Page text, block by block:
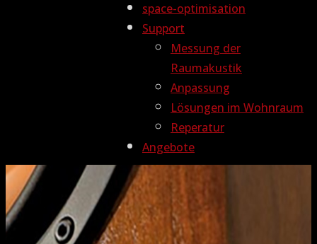
space-optimisation
Support
Messung der
Raumakustik
Anpassung
Lösungen im Wohnraum
Reperatur
Angebote